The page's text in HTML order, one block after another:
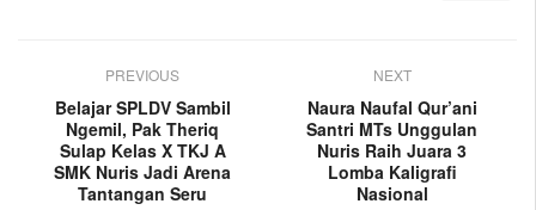
PREVIOUS
Belajar SPLDV Sambil
Ngemil, Pak Theriq
Sulap Kelas X TKJ A
SMK Nuris Jadi Arena
Tantangan Seru
NEXT
Naura Naufal Qur’ani
Santri MTs Unggulan
Nuris Raih Juara 3
Lomba Kaligrafi
Nasional